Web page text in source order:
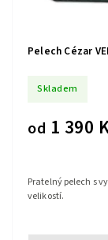
Pelech Cézar
Skladem
od 1 390
Pratelný pelech s
velikostí.